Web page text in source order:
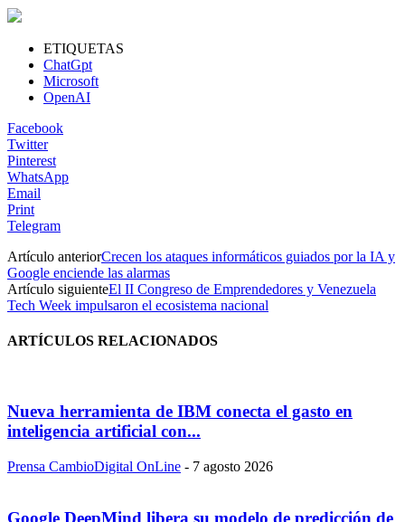
ETIQUETAS
ChatGpt
Microsoft
OpenAI
Facebook
Twitter
Pinterest
WhatsApp
Email
Print
Telegram
Artículo anteriorCrecen los ataques informáticos guiados por la IA y
Google enciende las alarmas
Artículo siguienteEl II Congreso de Emprendedores y Venezuela
Tech Week impulsaron el ecosistema nacional
ARTÍCULOS RELACIONADOS
Nueva herramienta de IBM conecta el gasto en
inteligencia artificial con...
Prensa CambioDigital OnLine - 7 agosto 2026
Google DeepMind libera su modelo de predicción de